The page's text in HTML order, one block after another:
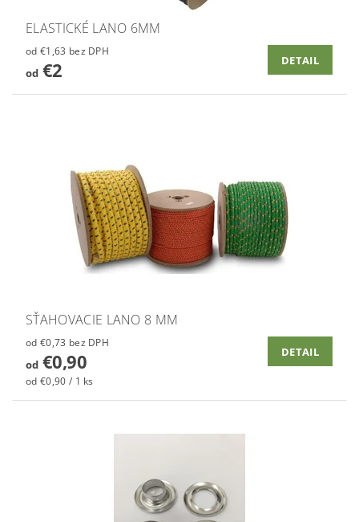
ELASTICKÉ LANO 6MM
od €1,63 bez DPH
od€2 DETAIL
SŤAHOVACIE LANO 8 MM
od €0,73 bez DPH
od€0,90
od €0,90 / 1 ks
DETAIL